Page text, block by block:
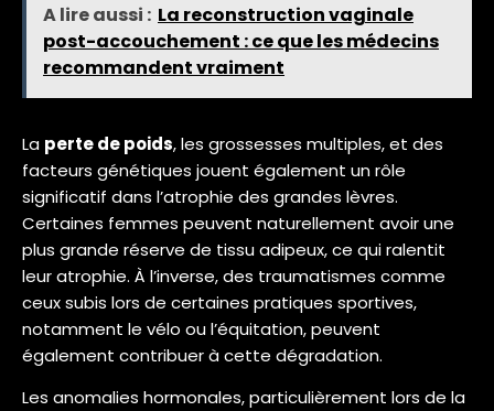
A lire aussi : La reconstruction vaginale
post-accouchement : ce que les médecins
recommandent vraiment
La perte de poids, les grossesses multiples, et des
facteurs génétiques jouent également un rôle
significatif dans l’atrophie des grandes lèvres.
Certaines femmes peuvent naturellement avoir une
plus grande réserve de tissu adipeux, ce qui ralentit
leur atrophie. À l’inverse, des traumatismes comme
ceux subis lors de certaines pratiques sportives,
notamment le vélo ou l’équitation, peuvent
également contribuer à cette dégradation.
Les anomalies hormonales, particulièrement lors de la